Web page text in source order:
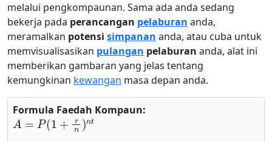
melalui pengkompaunan. Sama ada anda sedang
bekerja pada perancangan pelaburan anda,
meramalkan potensi simpanan anda, atau cuba untuk
memvisualisasikan pulangan pelaburan anda, alat ini
memberikan gambaran yang jelas tentang
kemungkinan kewangan masa depan anda.
Formula Faedah Kompaun:
A=P(1+r n)nt